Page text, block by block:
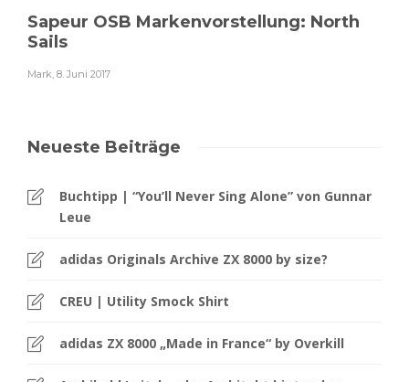
Sapeur OSB Markenvorstellung: North
Sails
Mark 8. Juni 2017
Neueste Beiträge
Buchtipp | “You’ll Never Sing Alone” von Gunnar
Leue
adidas Originals Archive ZX 8000 by size?
CREU | Utility Smock Shirt
adidas ZX 8000 „Made in France“ by Overkill